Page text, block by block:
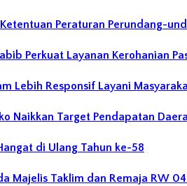
Peraturan Perundang-
Perkuat Layanan Kerohanian
Lebih Responsif Layani
Naikkan Target Pendapatan
di Ulang Tahun ke-58
Majelis Taklim dan Remaja RW